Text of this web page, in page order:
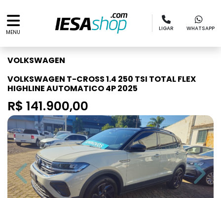
MENU
LIGAR WHATSAPP
VOLKSWAGEN
VOLKSWAGEN T-CROSS 1.4 250 TSI TOTAL FLEX
HIGHLINE AUTOMATICO 4P 2025
R$ 141.900,00
Previous Next